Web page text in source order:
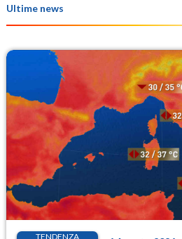
Ultime news
TENDENZA